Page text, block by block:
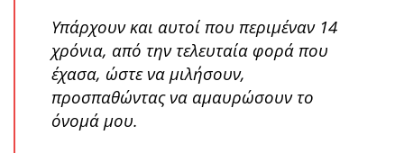
Υπάρχουν και αυτοί που περιμέναν 14
χρόνια, από την τελευταία φορά που
έχασα, ώστε να μιλήσουν,
προσπαθώντας να αμαυρώσουν το
όνομά μου.